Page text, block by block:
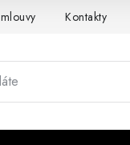
Kontakty